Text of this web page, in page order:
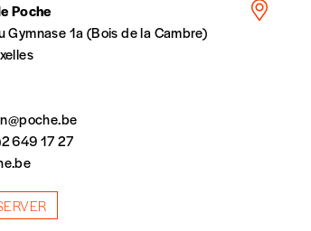
Poche
Gymnase 1a (Bois de la Cambre)
649 17 27